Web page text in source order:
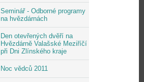
Seminář - Odborné programy
na hvězdárnách
Den otevřených dvěří na
Hvězdárně Valašské Meziříčí
při Dni Zlínského kraje
Noc vědců 2011